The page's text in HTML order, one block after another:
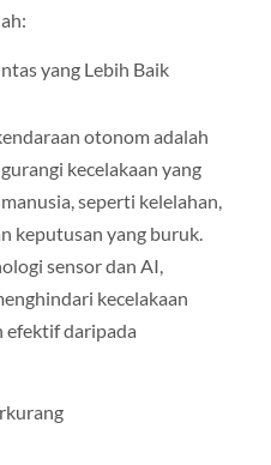
yang Lebih Baik
otonom adalah
kecelakaan yang
seperti kelelahan,
keputusan yang buruk.
sensor dan AI,
kecelakaan
efektif daripada